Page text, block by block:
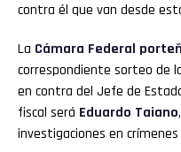
contra él que van desde
La Cámara Federal
correspondiente sorteo de
en contra del Jefe de
fiscal será Eduardo Taiano
investigaciones en